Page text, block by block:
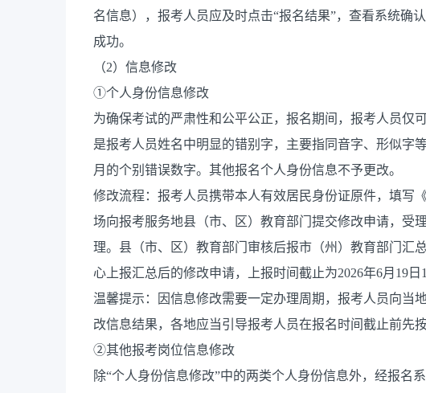
名信息），报考人员应及时点击“报名结果”，查看系统确
成功。
（2）信息修改
①个人身份信息修改
为确保考试的严肃性和公平公正，报名期间，报考人员仅
是报考人员姓名中明显的错别字，主要指同音字、形似字
月的个别错误数字。其他报名个人身份信息不予更改。
修改流程：报考人员携带本人有效居民身份证原件，填写
场向报考服务地县（市、区）教育部门提交修改申请，受
理。县（市、区）教育部门审核后报市（州）教育部门汇
心上报汇总后的修改申请，上报时间截止为2026年6月19日
温馨提示：因信息修改需要一定办理周期，报考人员向当
改信息结果，各地应当引导报考人员在报名时间截止前先
②其他报考岗位信息修改
除“个人身份信息修改”中的两类个人身份信息外，经报名